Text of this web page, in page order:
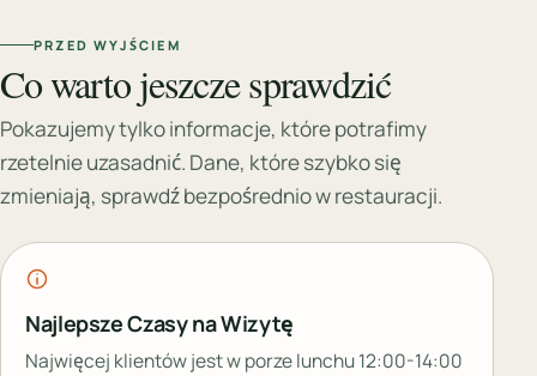
PRZED WYJŚCIEM
Co warto jeszcze sprawdzić
Pokazujemy tylko informacje, które potrafimy
rzetelnie uzasadnić. Dane, które szybko się
zmieniają, sprawdź bezpośrednio w restauracji.
Najlepsze Czasy na Wizytę
Najwięcej klientów jest w porze lunchu 12:00-14:00